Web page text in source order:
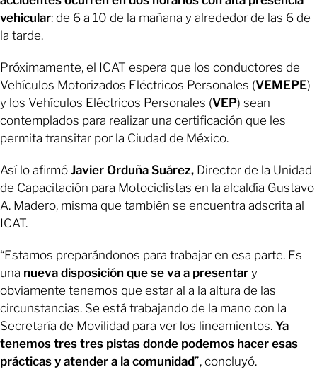
vehicular: de 6 a 10 de la mañana y alrededor de las 6 de
la tarde.
Próximamente, el ICAT espera que los conductores de
Vehículos Motorizados Eléctricos Personales (VEMEPE)
y los Vehículos Eléctricos Personales (VEP) sean
contemplados para realizar una certificación que les
permita transitar por la Ciudad de México.
Así lo afirmó Javier Orduña Suárez, Director de la Unidad
de Capacitación para Motociclistas en la alcaldía Gustavo
A. Madero, misma que también se encuentra adscrita al
ICAT.
“Estamos preparándonos para trabajar en esa parte. Es
una nueva disposición que se va a presentar y
obviamente tenemos que estar al a la altura de las
circunstancias. Se está trabajando de la mano con la
Secretaría de Movilidad para ver los lineamientos. Ya
tenemos tres tres pistas donde podemos hacer esas
prácticas y atender a la comunidad”, concluyó.